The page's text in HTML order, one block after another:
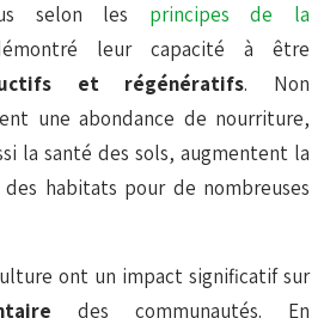
selon les principes de la
leur capacité à être
et régénératifs. Non
une abondance de nourriture,
la santé des sols, augmentent la
habitats pour de nombreuses
ont un impact significatif sur
des communautés. En